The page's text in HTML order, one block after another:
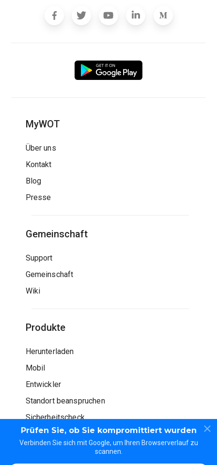
Prüfen Sie, ob Sie kompromittiert wurden
Verbinden Sie sich mit Google, um Ihren Browserverlauf zu
scannen.
MyWOT
Über uns
Kontakt
Blog
Presse
Gemeinschaft
Support
Gemeinschaft
Wiki
Produkte
Herunterladen
Mobil
Entwickler
Standort beanspruchen
Sicherheitscheck